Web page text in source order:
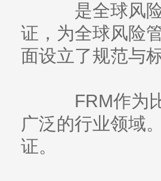
是全球风险
证，为全球风险
面设立了规范与标
FRM作为比
广泛的行业领域
证。